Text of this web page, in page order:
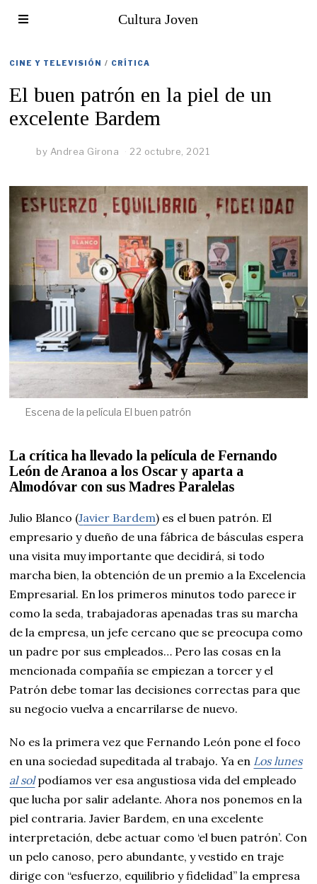
Cultura Joven
CINE Y TELEVISIÓN / CRÍTICA
El buen patrón en la piel de un
excelente Bardem
by Andrea Girona 22 octubre, 2021
Escena de la película El buen patrón
La crítica ha llevado la película de Fernando
León de Aranoa a los Oscar y aparta a
Almodóvar con sus Madres Paralelas
Julio Blanco (Javier Bardem) es el buen patrón. El
empresario y dueño de una fábrica de básculas espera
una visita muy importante que decidirá, si todo
marcha bien, la obtención de un premio a la Excelencia
Empresarial. En los primeros minutos todo parece ir
como la seda, trabajadoras apenadas tras su marcha
de la empresa, un jefe cercano que se preocupa como
un padre por sus empleados… Pero las cosas en la
mencionada compañía se empiezan a torcer y el
Patrón debe tomar las decisiones correctas para que
su negocio vuelva a encarrilarse de nuevo.
No es la primera vez que Fernando León pone el foco
en una sociedad supeditada al trabajo. Ya en Los lunes
al solpodíamos ver esa angustiosa vida del empleado
que lucha por salir adelante. Ahora nos ponemos en la
piel contraria. Javier Bardem, en una excelente
interpretación, debe actuar como ‘el buen patrón’. Con
un pelo canoso, pero abundante, y vestido en traje
dirige con “esfuerzo, equilibrio y fidelidad” la empresa